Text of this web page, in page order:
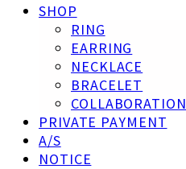
SHOP
RING
EARRING
NECKLACE
BRACELET
COLLABORATION
PRIVATE PAYMENT
A/S
NOTICE